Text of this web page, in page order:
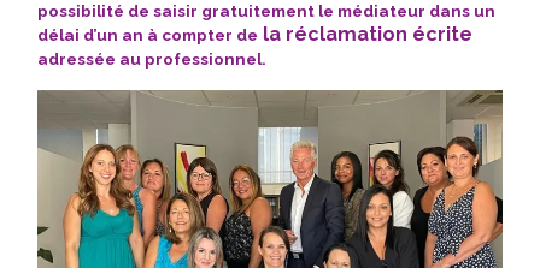
possibilité de saisir gratuitement le médiateur dans un
délai d’un an à compter de la réclamation écrite
adressée au professionnel.